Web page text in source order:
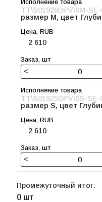
TT\S01926DPV\0M-
размер M, цвет
2 610
<
TT\S01925DPV\0S-SE-
размер S, цвет
2 610
<
Промежуточный итог:
0 шт